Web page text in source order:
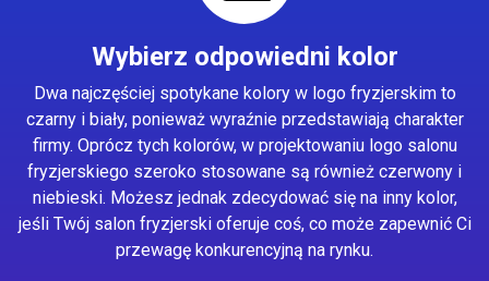
Wybierz odpowiedni kolor
Dwa najczęściej spotykane kolory w logo fryzjerskim to
czarny i biały, ponieważ wyraźnie przedstawiają charakter
firmy. Oprócz tych kolorów, w projektowaniu logo salonu
fryzjerskiego szeroko stosowane są również czerwony i
niebieski. Możesz jednak zdecydować się na inny kolor,
jeśli Twój salon fryzjerski oferuje coś, co może zapewnić Ci
przewagę konkurencyjną na rynku.